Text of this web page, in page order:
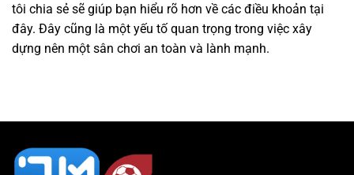
tôi chia sẻ sẽ giúp bạn hiểu rõ hơn về các điều khoản tại
đây. Đây cũng là một yếu tố quan trọng trong việc xây
dựng nên một sân chơi an toàn và lành mạnh.